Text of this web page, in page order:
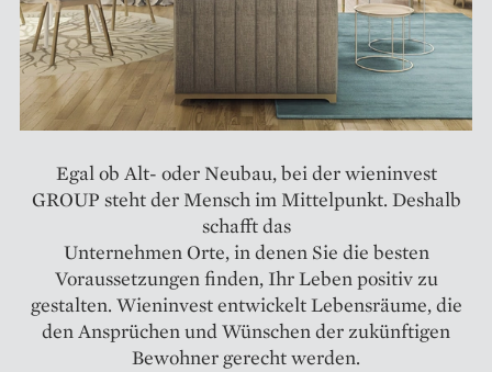
Egal ob Alt- oder Neubau, bei der wieninvest
GROUP steht der Mensch im Mittelpunkt. Deshalb
schafft das
Unternehmen Orte, in denen Sie die besten
Voraussetzungen finden, Ihr Leben positiv zu
gestalten. Wieninvest entwickelt Lebensräume, die
den Ansprüchen und Wünschen der zukünftigen
Bewohner gerecht werden.